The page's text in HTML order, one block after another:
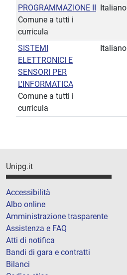
PROGRAMMAZIONE II
Comune a tutti i
curricula
Italiano
SISTEMI
ELETTRONICI E
SENSORI PER
L'INFORMATICA
Comune a tutti i
curricula
Italiano
Unipg.it
Accessibilità
Albo online
Amministrazione trasparente
Assistenza e FAQ
Atti di notifica
Bandi di gara e contratti
Bilanci